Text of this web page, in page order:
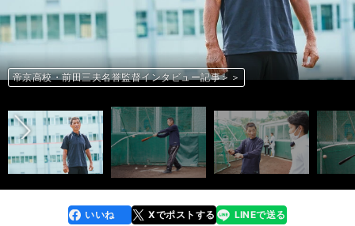
帝京高校・前田三夫名誉監督インタビュー記事＞＞
photo by Murakami Shogo
帝京高校・前田三夫名誉監督インタビュー記事＞＞
2023年７月追加「新基準バット試し打ち」記事＞＞
photo by Murakami Shogo
2023年７月追加「新基準バット試し打ち」記事＞＞
photo by Murakami Shogo
前へ
faceboo
k
いいね Xでポストする
line LINEで送る